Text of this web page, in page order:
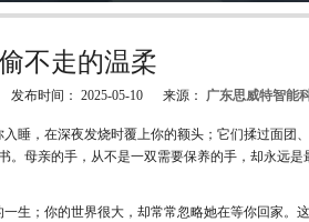
不走的温柔
布时间： 2025-05-10 来源： 广东思威特智能
睡，在深夜发烧时覆上你的额头；它们揉过面团
。母亲的手，从不是一双需要保养的手，却永远是
生；你的世界很大，却常常忽略她在等你回家